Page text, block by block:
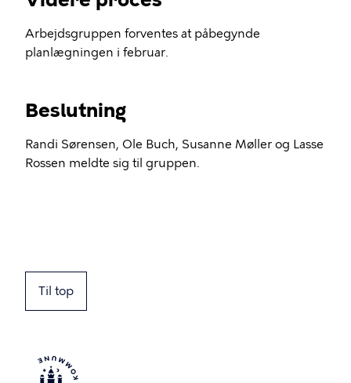
Arbejdsgruppen forventes at påbegynde
planlægningen i februar.
Beslutning
Randi Sørensen, Ole Buch, Susanne Møller og Lasse
Rossen meldte sig til gruppen.
Til top